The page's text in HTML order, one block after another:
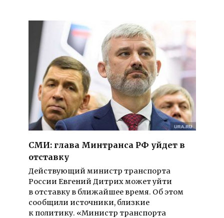
СМИ: глава Минтранса РФ уйдет в
отставку
Действующий министр транспорта
России Евгений Дитрих может уйти
в отставку в ближайшее время. Об этом
сообщили источники, близкие
к политику. «Министр транспорта